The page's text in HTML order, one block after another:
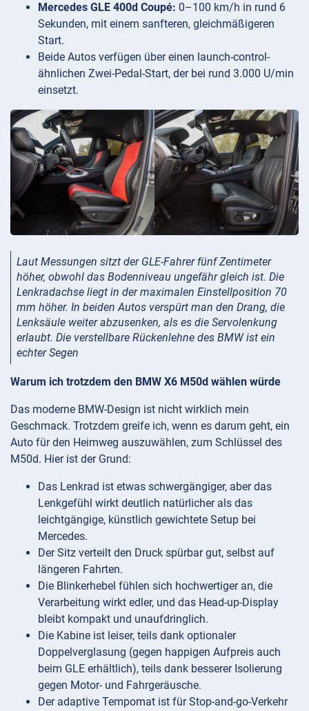
Mercedes GLE 400d Coupé: 0–100 km/h in rund 6
Sekunden, mit einem sanfteren, gleichmäßigeren
Start.
Beide Autos verfügen über einen launch-control-
ähnlichen Zwei-Pedal-Start, der bei rund 3.000 U/min
einsetzt.
Laut Messungen sitzt der GLE-Fahrer fünf Zentimeter
höher, obwohl das Bodenniveau ungefähr gleich ist. Die
Lenkradachse liegt in der maximalen Einstellposition 70
mm höher. In beiden Autos verspürt man den Drang, die
Lenksäule weiter abzusenken, als es die Servolenkung
erlaubt. Die verstellbare Rückenlehne des BMW ist ein
echter Segen
Warum ich trotzdem den BMW X6 M50d wählen würde
Das moderne BMW-Design ist nicht wirklich mein
Geschmack. Trotzdem greife ich, wenn es darum geht, ein
Auto für den Heimweg auszuwählen, zum Schlüssel des
M50d. Hier ist der Grund:
Das Lenkrad ist etwas schwergängiger, aber das
Lenkgefühl wirkt deutlich natürlicher als das
leichtgängige, künstlich gewichtete Setup bei
Mercedes.
Der Sitz verteilt den Druck spürbar gut, selbst auf
längeren Fahrten.
Die Blinkerhebel fühlen sich hochwertiger an, die
Verarbeitung wirkt edler, und das Head-up-Display
bleibt kompakt und unaufdringlich.
Die Kabine ist leiser, teils dank optionaler
Doppelverglasung (gegen happigen Aufpreis auch
beim GLE erhältlich), teils dank besserer Isolierung
gegen Motor- und Fahrgeräusche.
Der adaptive Tempomat ist für Stop-and-go-Verkehr